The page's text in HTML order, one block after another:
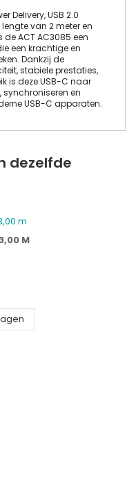
Delivery, USB 2.0
van 2 meter en
ACT AC3085 een
een krachtige en
Dankzij de
stabiele prestaties,
is deze USB-C naar
en
USB-C apparaten.
dezelfde
M